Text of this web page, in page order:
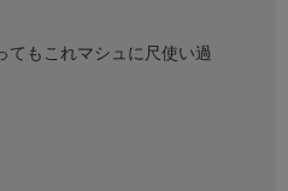
てもこれマシュに尺使い過